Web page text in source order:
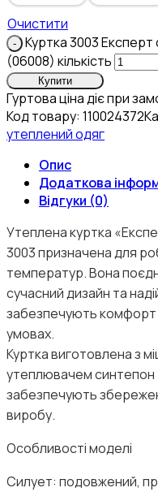
Очистити
Куртка 3003 Експерт
(06008) кількість
Купити
Гуртова ціна діє при
Код товару: 110024372
утеплений одяг
Опис
Додаткова
Відгуки (0)
Утеплена куртка
3003 призначена для
температур. Вона
сучасний дизайн та
забезпечують комфорт
умовах.
Куртка виготовлена з
утеплювачем синтепон
забезпечують
виробу.
Особливості моделі
Силует: подовжений,